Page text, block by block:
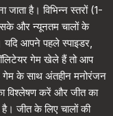
है। विभिन्न स्तरों (1-
सके और न्यूनतम चालों के
आपने पहले स्पाइडर,
गेम खेले हैं तो आप
गेम के साथ अंतहीन मनोरंजन
विश्लेषण करें और जीत का
जीत के लिए चालों की